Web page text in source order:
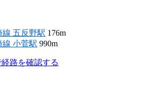
五反野駅 176m
線 小菅駅 990m
経路を確認する